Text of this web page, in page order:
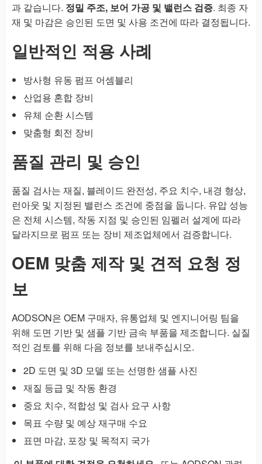
과 같습니다. 정밀 주조, 보어 가공 및 밸런스 검증. 최종 자
재 및 마감은 승인된 도면 및 사용 조건에 따라 결정됩니다.
일반적인 적용 사례
방사형 유동 펌프 어셈블리
산업용 혼합 장비
유체 순환 시스템
맞춤형 회전 장비
품질 관리 및 승인
품질 검사는 재질, 블레이드 완전성, 주요 치수, 내경 형상,
런아웃 및 지정된 밸런스 조건에 중점을 둡니다. 유압 성능
은 전체 시스템, 작동 지점 및 승인된 임펠러 설계에 따라
달라지므로 펌프 또는 장비 제조업체에서 검증합니다.
OEM 맞춤 제작 및 견적 요청 정
보
AODSON은 OEM 구매자, 유통업체 및 엔지니어링 팀을
위해 도면 기반 및 샘플 기반 금속 부품을 제조합니다. 실질
적인 검토를 위해 다음 정보를 보내주십시오.
2D 도면 및 3D 모델 또는 선명한 샘플 사진
재질 등급 및 작동 환경
중요 치수, 적합성 및 검사 요구 사항
목표 수량 및 예상 재구매 수요
표면 마감, 포장 및 목적지 국가